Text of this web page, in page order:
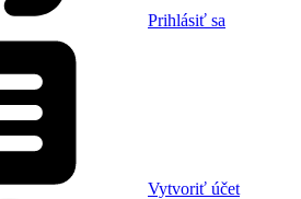
Prihlásiť sa
Vytvoriť účet